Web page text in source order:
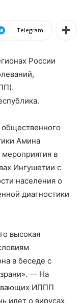
Telegram
России
общественного
Амина
мероприятия в
Ингушетии с
населения о
диагностики
высокая
в беседе с
— На
ИППП
идет о вирусах,